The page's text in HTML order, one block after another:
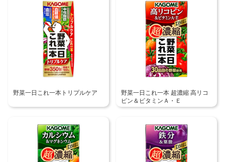
野菜一日これ一本トリプルケア
野菜一日これ一本 超濃縮 高リコ
ピン＆ビタミンＡ・Ｅ